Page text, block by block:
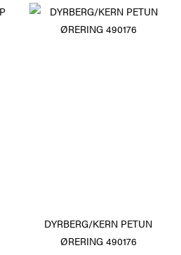
DYRBERG/KERN PETUN
ØRERING 490176